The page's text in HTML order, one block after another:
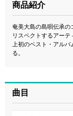
商品紹介
奄美大島の島唄伝承の
リスペクトするアー
上初のベスト・アルバ
る。
曲目